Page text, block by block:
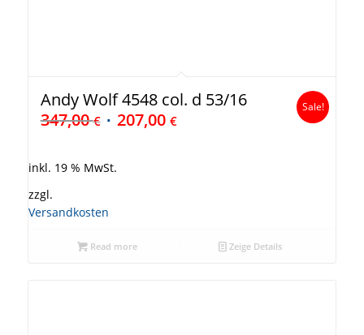
Andy Wolf 4548 col. d 53/16
347,00€ 207,00 €
Sale!
inkl. 19 % MwSt.
zzgl.
Versandkosten
Read more Zeige Details